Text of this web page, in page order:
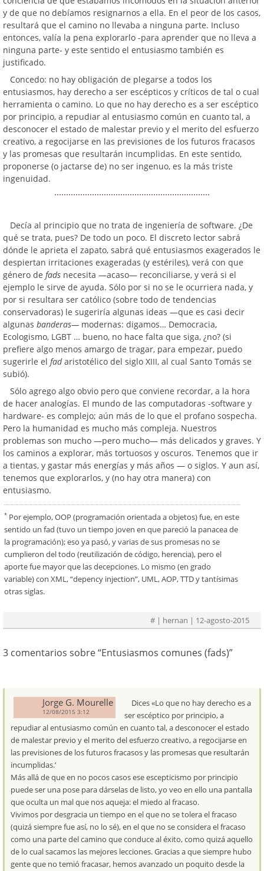
y de que no debíamos resignarnos a ella. En el peor de los casos,
resultará que el camino no llevaba a ninguna parte. Incluso
entonces, valía la pena explorarlo -para aprender que no lleva a
ninguna parte- y este sentido el entusiasmo también es
justificado.
Concedo: no hay obligación de plegarse a todos los
entusiasmos, hay derecho a ser escépticos y críticos de tal o cual
herramienta o camino. Lo que no hay derecho es a ser escéptico
por principio, a repudiar al entusiasmo común en cuanto tal, a
desconocer el estado de malestar previo y el merito del esfuerzo
creativo, a regocijarse en las previsiones de los futuros fracasos
y las promesas que resultarán incumplidas. En este sentido,
proponerse (o jactarse de) no ser ingenuo, es la más triste
ingenuidad.
Decía al principio que no trata de ingeniería de software. ¿De
qué se trata, pues? De todo un poco. El discreto lector sabrá
dónde le aprieta el zapato, sabrá qué entusiasmos exagerados le
despiertan irritaciones exageradas (y estériles), verá con que
género de fads necesita —acaso— reconciliarse, y verá si el
ejemplo le sirve de ayuda. Sólo por si no se le ocurriera nada, y
por si resultara ser católico (sobre todo de tendencias
conservadoras) le sugeriría algunas ideas —que es casi decir
algunas banderas— modernas: digamos… Democracia,
Ecologismo, LGBT … bueno, no hace falta que siga, ¿no? (si
prefiere algo menos amargo de tragar, para empezar, puedo
sugerirle el fadaristotélico del siglo XIII, al cual Santo Tomás se
subió).
Sólo agrego algo obvio pero que conviene recordar, a la hora
de hacer analogías. El mundo de las computadoras -software y
hardware- es complejo; aún más de lo que el profano sospecha.
Pero la humanidad es mucho más compleja. Nuestros
problemas son mucho —pero mucho— más delicados y graves. Y
los caminos a explorar, más tortuosos y oscuros. Tenemos que ir
a tientas, y gastar más energías y más años — o siglos. Y aun así,
tenemos que explorarlos, y (no hay otra manera) con
entusiasmo.
* Por ejemplo, OOP (programación orientada a objetos) fue, en este
sentido un fad (tuvo un tiempo joven en que pareció la panacea de
la programación); eso ya pasó, y varias de sus promesas no se
cumplieron del todo (reutilización de código, herencia), pero el
aporte fue mayor que las decepciones. Lo mismo (en grado
variable) con XML, “depency injection”, UML, AOP, TTD y tantísimas
otras siglas.
# | hernan | 12-agosto-2015
3 comentarios sobre “Entusiasmos comunes (fads)”
Jorge G. Mourelle
12/08/2015 3:12
Dices «Lo que no hay derecho es a
ser escéptico por principio, a
repudiar al entusiasmo común en cuanto tal, a desconocer el estado
de malestar previo y el merito del esfuerzo creativo, a regocijarse en
las previsiones de los futuros fracasos y las promesas que resultarán
incumplidas.’
Más allá de que en no pocos casos ese escepticismo por principio
puede ser una pose para dárselas de listo, yo veo en ello una pantalla
que oculta un mal que nos aqueja: el miedo al fracaso.
Vivimos por desgracia un tiempo en el que no se tolera el fracaso
(quizá siempre fue así, no lo sé), en el que no se considera el fracaso
como una parte del camino que conduce al éxito, como quizá aquello
de lo cual sacamos las mejores lecciones. Gracias a que siempre hubo
gente que no temió fracasar, hemos avanzado un poquito desde la